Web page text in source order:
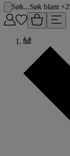
Søk...Søk blant